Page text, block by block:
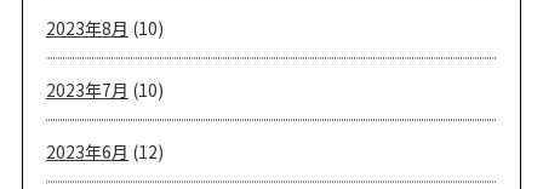
2023年8月 (10)
2023年7月 (10)
2023年6月 (12)